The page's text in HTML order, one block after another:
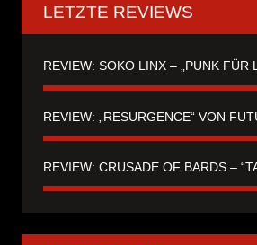
LETZTE REVIEWS
REVIEW: „RESURGENCE“ VON